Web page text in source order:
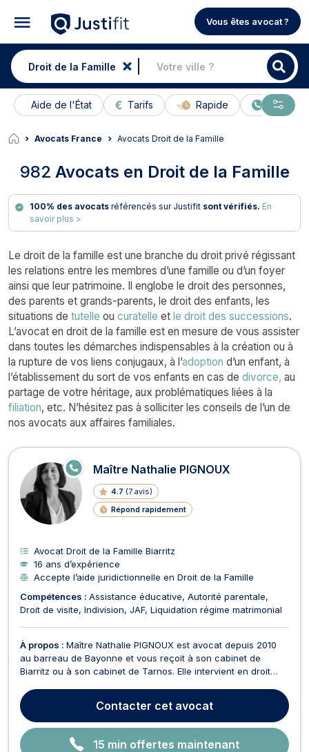
Vous êtes avocat ?
Aide de l'État Tarifs Rapide En ligne
Avocats France Avocats Droit de la Famille
982 Avocats en Droit de la Famille
100% des avocatsréférencés sur Justifit sont vérifiés. En
savoir plus >
Le droit de la famille est une branche du droit privé régissant
les relations entre les membres d’une famille ou d’un foyer
ainsi que leur patrimoine. Il englobe le droit des personnes,
des parents et grands-parents, le droit des enfants, les
situations de tutelle ou curatelle et le droit des successions.
L’avocat en droit de la famille est en mesure de vous assister
dans toutes les démarches indispensables à la création ou à
la rupture de vos liens conjugaux, à l’adoption d’un enfant, à
l’établissement du sort de vos enfants en cas de divorce, au
partage de votre héritage, aux problématiques liées à la
filiation, etc. N’hésitez pas à solliciter les conseils de l’un de
nos avocats aux affaires familiales.
Avocats en Droit de la Famille
Maître Nathalie PIGNOUX
4.7 (7 avis)
Répond rapidement
E
N
G
N
E
Avocat Droit de la Famille Biarritz
16 ans d’expérience
Accepte l’aide juridictionnelle en Droit de la Famille
Compétences : Assistance éducative Autorité parentale
Droit de visite Indivision JAF Liquidation régime matrimonial
À propos : Maître Nathalie PIGNOUX est avocat depuis 2010
au barreau de Bayonne et vous reçoit à son cabinet de
Biarritz ou à son cabinet de Tarnos. Elle intervient en droit
de Police, tribunal Correctionnel, cour d'Assises) que vous
soyez victimes, prévenus ou accusés. El...
Contacter cet avocat
15 min offertes maintenant